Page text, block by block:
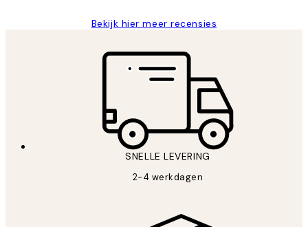
Bekijk hier meer recensies
SNELLE LEVERING
2-4 werkdagen